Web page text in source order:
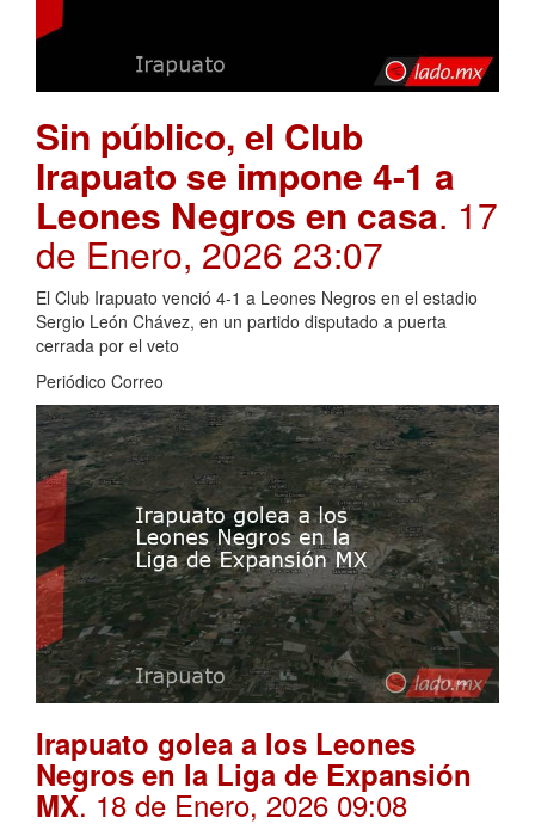
Sin público, el Club
Irapuato se impone 4-1 a
Leones Negros en casa. 17
de Enero, 2026 23:07
El Club Irapuato venció 4-1 a Leones Negros en el estadio
Sergio León Chávez, en un partido disputado a puerta
cerrada por el veto
Periódico Correo
Irapuato golea a los Leones
Negros en la Liga de Expansión
MX. 18 de Enero, 2026 09:08